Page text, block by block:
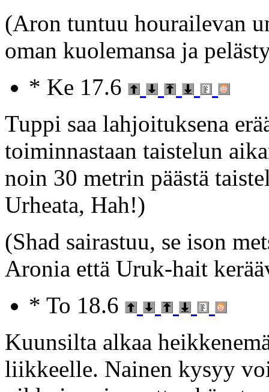
(Aron tuntuu hourailevan
oman kuolemansa ja
* Ke 17.6
Tuppi saa lahjoituksena
toiminnastaan taistelun
noin 30 metrin päästä
Urheata, Hah!)
(Shad sairastuu, se ison
Aronia että Uruk-hait
* To 18.6
Kuunsilta alkaa
liikkeelle. Nainen kysyy